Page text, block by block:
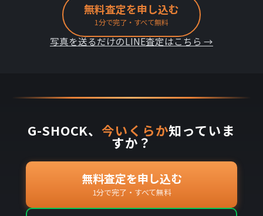
無料査定を申し込む
1分で完了・すべて無料
写真を送るだけのLINE査定はこちら →
G-SHOCK、今いくらか知っていま
すか？
無料査定を申し込む
1分で完了・すべて無料